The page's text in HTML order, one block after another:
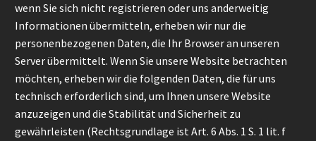
wenn Sie sich nicht registrieren oder uns anderweitig
Informationen übermitteln, erheben wir nur die
personenbezogenen Daten, die Ihr Browser an unseren
Server übermittelt. Wenn Sie unsere Website betrachten
möchten, erheben wir die folgenden Daten, die für uns
technisch erforderlich sind, um Ihnen unsere Website
anzuzeigen und die Stabilität und Sicherheit zu
gewährleisten (Rechtsgrundlage ist Art. 6 Abs. 1 S. 1 lit. f